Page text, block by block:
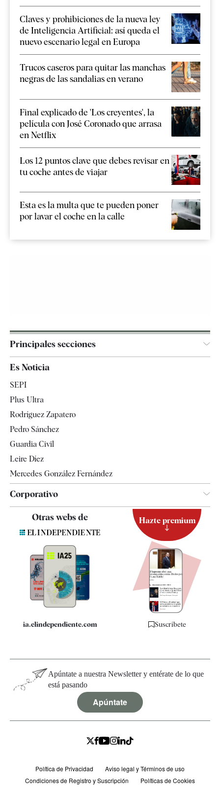
Claves y prohibiciones de la nueva ley
de Inteligencia Artificial: así queda el
nuevo escenario legal en Europa
Trucos caseros para quitar las manchas
negras de las sandalias en verano
Final explicado de 'Los creyentes', la
película con José Coronado que arrasa
en Netflix
Los 12 puntos clave que debes revisar en
tu coche antes de viajar
Esta es la multa que te pueden poner
por lavar el coche en la calle
Principales secciones
Televisión
Es Noticia
SEPI
Plus Ultra
Rodríguez Zapatero
Pedro Sánchez
Guardia Civil
Leire Díez
Mercedes González Fernández
Corporativo
Quiénes somos
Especificaciones
Otras webs de
ia.elindependiente.com
Hazte premium
Suscríbete
Apúntate a nuestra Newsletter y entérate de lo que
está pasando
Apúntate
Política de Privacidad
Aviso legal y Términos de uso
Condiciones de Registro y Suscripción
Políticas de Cookies